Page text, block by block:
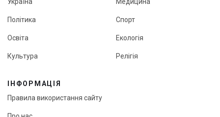
Політика
Освіта
Культура
Спорт
Екологія
Релігія
ІНФОРМАЦІЯ
Правила використання сайту